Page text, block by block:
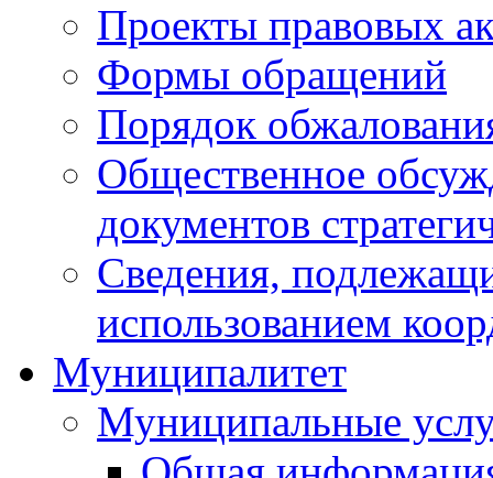
Проекты правовых
Формы обращений
Порядок
Общественное
документов
Сведения,
использованием
Муниципалитет
Муниципальные